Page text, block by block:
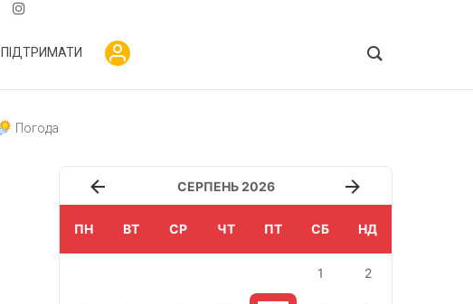
ПІДТРИМАТИ
Погода
СЕРПЕНЬ 2026
ПН ВТ СР ЧТ ПТ СБ НД
1 2